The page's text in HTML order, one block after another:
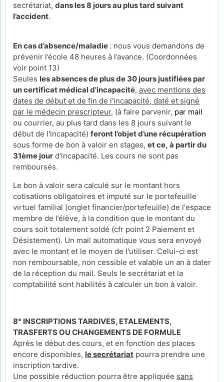
secrétariat, dans les 8 jours au plus tard suivant
l’accident.
En cas d’absence/maladie : nous vous demandons de
prévenir l’école 48 heures à l’avance. (Coordonnées
voir point 13)
Seules les absences de plus de 30 jours justifiées par
un certificat médical d'incapacité, avec mentions des
dates de début et de fin de l'incapacité, daté et signé
par le médecin prescripteur, (à faire parvenir, par mail
ou courrier, au plus tard dans les 8 jours suivant le
début de l'incapacité) feront l’objet d’une récupération
sous forme de bon à valoir en stages, et ce, à partir du
31ème jour d'incapacité. Les cours ne sont pas
remboursés.
Le bon à valoir sera calculé sur le montant hors
cotisations obligatoires et imputé sur le portefeuille
virtuel familial (onglet financier/portefeuille) de l'espace
membre de l’élève, à la condition que le montant du
cours soit totalement soldé (cfr point 2 Paiement et
Désistement). Un mail automatique vous sera envoyé
avec le montant et le moyen de l'utiliser. Celui-ci est
non remboursable, non cessible et valable un an à dater
de la réception du mail. Seuls le secrétariat et la
comptabilité sont habilités à calculer un bon à valoir.
8° INSCRIPTIONS TARDIVES, ETALEMENTS,
TRASFERTS OU CHANGEMENTS DE FORMULE
Après le début des cours, et en fonction des places
encore disponibles, le secrétariat pourra prendre une
inscription tardive.
Une possible réduction pourra être appliquée sans